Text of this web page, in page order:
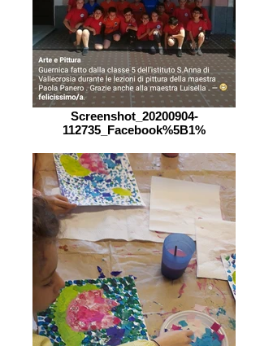
Screenshot_20200904-
112735_Facebook%5B1%